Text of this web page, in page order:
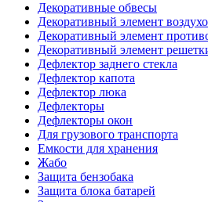
Декоративные обвесы
Декоративный элемент
Декоративный элемент
Декоративный элемент
Дефлектор заднего стекла
Дефлектор капота
Дефлектор люка
Дефлекторы
Дефлекторы окон
Для грузового транспорта
Емкости для хранения
Жабо
Защита бензобака
Защита блока батарей